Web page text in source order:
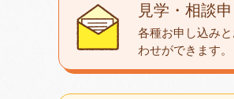
見学・相談
各種お申し込み
わせができます。